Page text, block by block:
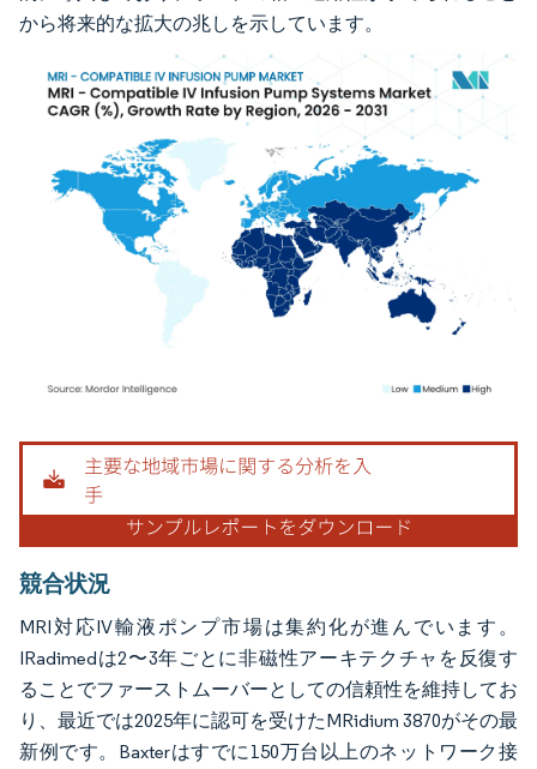
から将来的な拡大の兆しを示しています。
画像 © Mordor Intelligence。再利用にはCC BY 4.0の表示が必要です。
競合状況
MRI対応IV輸液ポンプ市場は集約化が進んでいます。
IRadimedは2〜3年ごとに非磁性アーキテクチャを反復す
ることでファーストムーバーとしての信頼性を維持してお
り、最近では2025年に認可を受けたMRidium 3870がその最
新例です。Baxterはすでに150万台以上のネットワーク接